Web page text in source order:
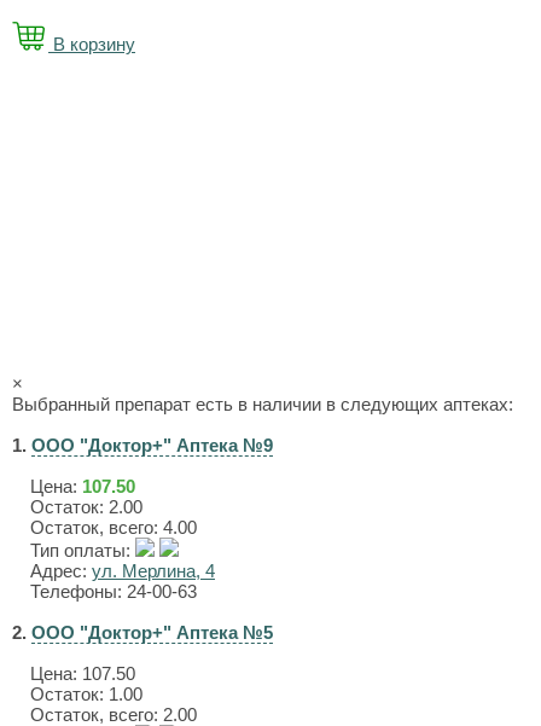
В корзину
×
Выбранный препарат есть в наличии в следующих аптеках:
1. ООО "Доктор+" Аптека №9
Цена: 107.50
Остаток: 2.00
Остаток, всего: 4.00
Тип оплаты:
Адрес: ул. Мерлина, 4
Телефоны: 24-00-63
2. ООО "Доктор+" Аптека №5
Цена: 107.50
Остаток: 1.00
Остаток, всего: 2.00